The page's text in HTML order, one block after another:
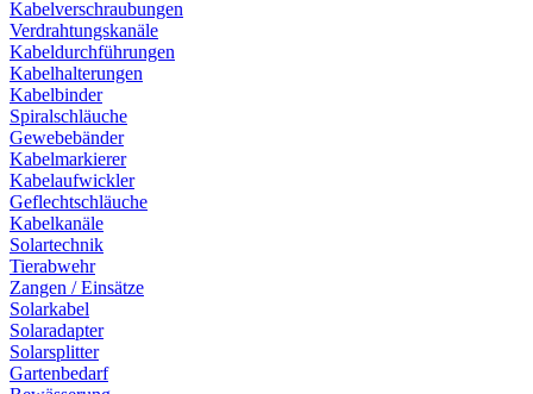
Kabelverschraubungen
Verdrahtungskanäle
Kabeldurchführungen
Kabelhalterungen
Kabelbinder
Spiralschläuche
Gewebebänder
Kabelmarkierer
Kabelaufwickler
Geflechtschläuche
Kabelkanäle
Solartechnik
Tierabwehr
Zangen / Einsätze
Solarkabel
Solaradapter
Solarsplitter
Gartenbedarf